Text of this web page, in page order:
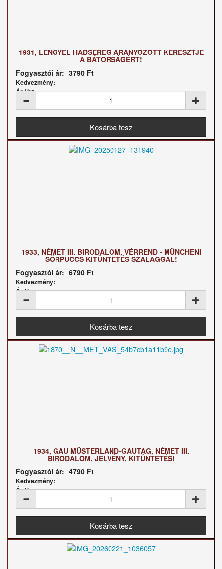
1931, LENGYEL HADSEREG ARANYOZOTT KERESZTJE
A BÁTORSÁGÉRT!
Fogyasztói ár: 3790 Ft
Kedvezmény:
Ár / kg:
1933, NÉMET III. BIRODALOM, VÉRREND - MÜNCHENI
SÖRPUCCS KITÜNTETÉS SZALAGGAL!
Fogyasztói ár: 6790 Ft
Kedvezmény:
Ár / kg:
1934, GAU MÜSTERLAND-GAUTAG, NÉMET III.
BIRODALOM, JELVÉNY, KITÜNTETÉS!
Fogyasztói ár: 4790 Ft
Kedvezmény:
Ár / kg: